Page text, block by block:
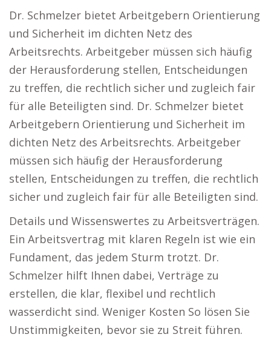
Dr. Schmelzer bietet Arbeitgebern Orientierung
und Sicherheit im dichten Netz des
Arbeitsrechts. Arbeitgeber müssen sich häufig
der Herausforderung stellen, Entscheidungen
zu treffen, die rechtlich sicher und zugleich fair
für alle Beteiligten sind. Dr. Schmelzer bietet
Arbeitgebern Orientierung und Sicherheit im
dichten Netz des Arbeitsrechts. Arbeitgeber
müssen sich häufig der Herausforderung
stellen, Entscheidungen zu treffen, die rechtlich
sicher und zugleich fair für alle Beteiligten sind.
Details und Wissenswertes zu Arbeitsverträgen.
Ein Arbeitsvertrag mit klaren Regeln ist wie ein
Fundament, das jedem Sturm trotzt. Dr.
Schmelzer hilft Ihnen dabei, Verträge zu
erstellen, die klar, flexibel und rechtlich
wasserdicht sind. Weniger Kosten So lösen Sie
Unstimmigkeiten, bevor sie zu Streit führen.